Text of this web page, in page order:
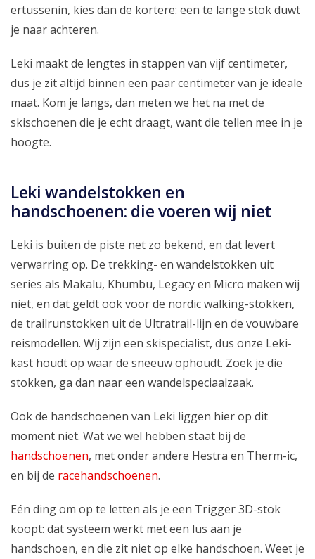
ertussenin, kies dan de kortere: een te lange stok duwt
je naar achteren.
Leki maakt de lengtes in stappen van vijf centimeter,
dus je zit altijd binnen een paar centimeter van je ideale
maat. Kom je langs, dan meten we het na met de
skischoenen die je echt draagt, want die tellen mee in je
hoogte.
Leki wandelstokken en
handschoenen: die voeren wij niet
Leki is buiten de piste net zo bekend, en dat levert
verwarring op. De trekking- en wandelstokken uit
series als Makalu, Khumbu, Legacy en Micro maken wij
niet, en dat geldt ook voor de nordic walking-stokken,
de trailrunstokken uit de Ultratrail-lijn en de vouwbare
reismodellen. Wij zijn een skispecialist, dus onze Leki-
kast houdt op waar de sneeuw ophoudt. Zoek je die
stokken, ga dan naar een wandelspeciaalzaak.
Ook de handschoenen van Leki liggen hier op dit
moment niet. Wat we wel hebben staat bij de
handschoenen, met onder andere Hestra en Therm-ic,
en bij de racehandschoenen.
Eén ding om op te letten als je een Trigger 3D-stok
koopt: dat systeem werkt met een lus aan je
handschoen, en die zit niet op elke handschoen. Weet je